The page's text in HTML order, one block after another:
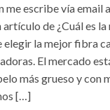
me escribe vía email
de ¿Cuál es
elegir la mejor fibra
El mercado
más grueso y con
[…]